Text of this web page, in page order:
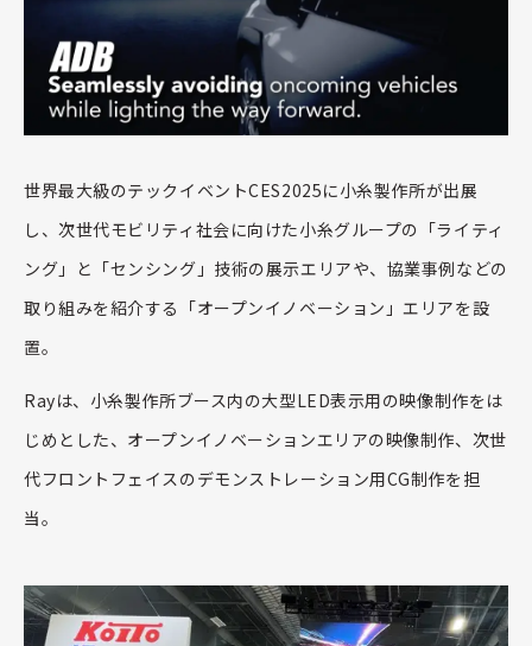
世界最大級のテックイベントCES2025に小糸製作所が出展
し、次世代モビリティ社会に向けた小糸グループの「ライティ
ング」と「センシング」技術の展示エリアや、協業事例などの
取り組みを紹介する「オープンイノベーション」エリアを設
置。
Rayは、小糸製作所ブース内の大型LED表示用の映像制作をは
じめとした、オープンイノベーションエリアの映像制作、次世
代フロントフェイスのデモンストレーション用CG制作を担
当。